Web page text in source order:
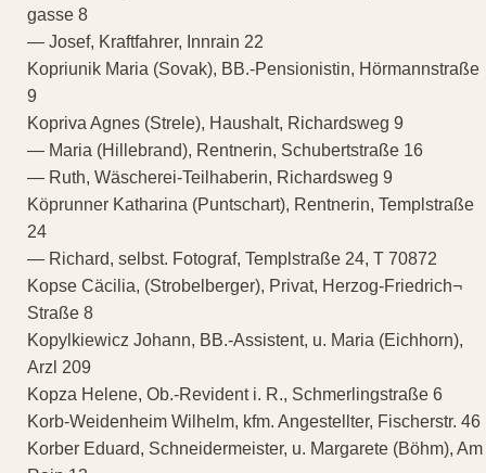
gasse 8
— Josef, Kraftfahrer, Innrain 22
Kopriunik Maria (Sovak), BB.-Pensionistin, Hörmannstraße
9
Kopriva Agnes (Strele), Haushalt, Richardsweg 9
— Maria (Hillebrand), Rentnerin, Schubertstraße 16
— Ruth, Wäscherei-Teilhaberin, Richardsweg 9
Köprunner Katharina (Puntschart), Rentnerin, Templstraße
24
— Richard, selbst. Fotograf, Templstraße 24, T 70872
Kopse Cäcilia, (Strobelberger), Privat, Herzog-Friedrich¬
Straße 8
Kopylkiewicz Johann, BB.-Assistent, u. Maria (Eichhorn),
Arzl 209
Kopza Helene, Ob.-Revident i. R., Schmerlingstraße 6
Korb-Weidenheim Wilhelm, kfm. Angestellter, Fischerstr. 46
Korber Eduard, Schneidermeister, u. Margarete (Böhm), Am